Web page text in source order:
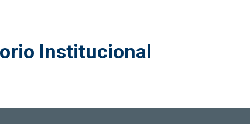
Institucional